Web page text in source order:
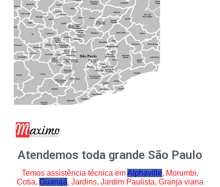
Atendemos toda grande São Paulo
Temos assistência técnica emAlphaville, Morumbi,
Cotia, Guarujá, Jardins, Jardim Paulista, Granja viana